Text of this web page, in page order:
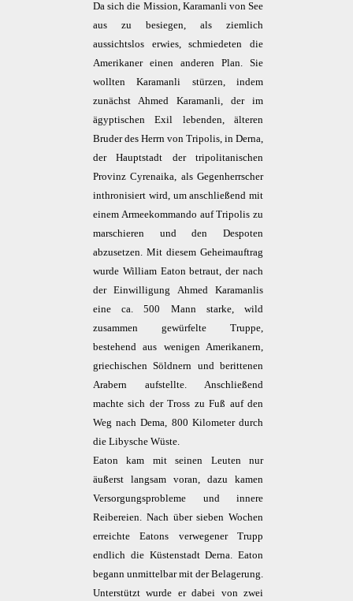
Da sich die Mission, Karamanli von See
aus zu besiegen, als ziemlich
aussichtslos erwies, schmiedeten die
Amerikaner einen anderen Plan. Sie
wollten Karamanli stürzen, indem
zunächst Ahmed Karamanli, der im
ägyptischen Exil lebenden, älteren
Bruder des Herrn von Tripolis, in Derna,
der Hauptstadt der tripolitanischen
Provinz Cyrenaika, als Gegenherrscher
inthronisiert wird, um anschließend mit
einem Armeekommando auf Tripolis zu
marschieren und den Despoten
abzusetzen. Mit diesem Geheimauftrag
wurde William Eaton betraut, der nach
der Einwilligung Ahmed Karamanlis
eine ca. 500 Mann starke, wild
zusammen gewürfelte Truppe,
bestehend aus wenigen Amerikanern,
griechischen Söldnern und berittenen
Arabern aufstellte. Anschließend
machte sich der Tross zu Fuß auf den
Weg nach Dema, 800 Kilometer durch
die Libysche Wüste.
Eaton kam mit seinen Leuten nur
äußerst langsam voran, dazu kamen
Versorgungsprobleme und innere
Reibereien. Nach über sieben Wochen
erreichte Eatons verwegener Trupp
endlich die Küstenstadt Derna. Eaton
begann unmittelbar mit der Belagerung.
Unterstützt wurde er dabei von zwei